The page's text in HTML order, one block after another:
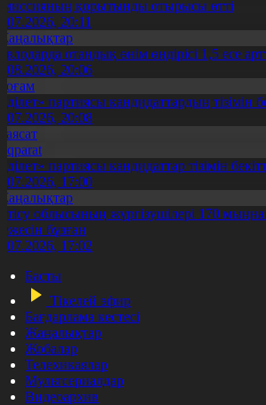
қорытынды отырысы өтті
20:11
отандық өнім өндірісі 1,5 есе
20:06
партиясы кандидаттардың тізімін
20:08
партиясы кандидаттар тізімін
17:00
облысының жүргізушілері 170
бұзған
17:02
Басты
Тікелей эфир
Бағдарлама кестесі
Жаңалықтар
Жобалар
Телехикаялар
Мультсериалдар
Видеоархив